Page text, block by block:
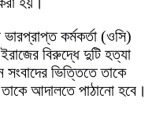
ভারপ্রাপ্ত কর্মকর্তা (ওসি)
বিরুদ্ধে দুটি হত্যা
ভিত্তিতে তাকে
আদালতে পাঠানো হবে।